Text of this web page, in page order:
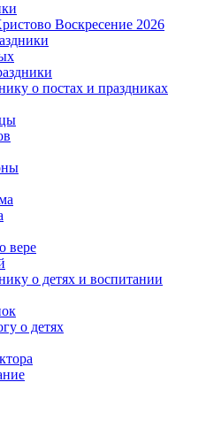
Воскресение 2026
о постах и праздниках
вере
о детях и воспитании
о детях